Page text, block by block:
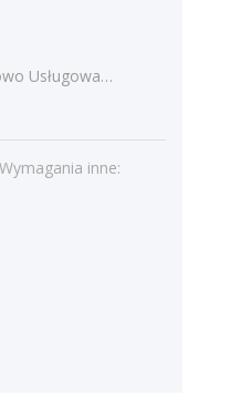
świętokrzyskim
Wiązownica Duża
inne: